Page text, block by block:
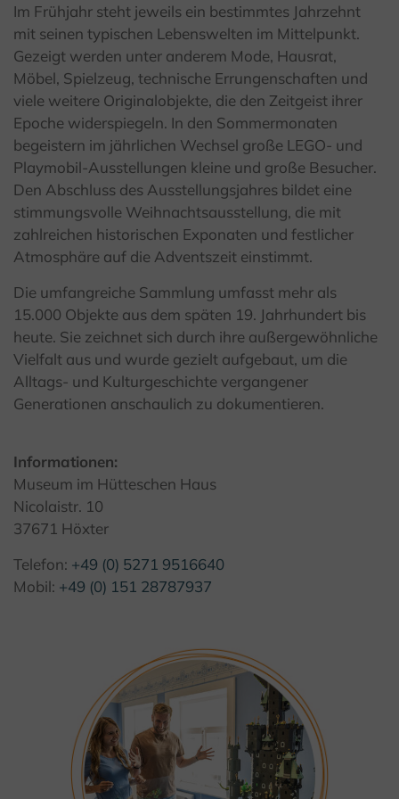
Im Frühjahr steht jeweils ein bestimmtes Jahrzehnt
mit seinen typischen Lebenswelten im Mittelpunkt.
Gezeigt werden unter anderem Mode, Hausrat,
Möbel, Spielzeug, technische Errungenschaften und
viele weitere Originalobjekte, die den Zeitgeist ihrer
Epoche widerspiegeln. In den Sommermonaten
begeistern im jährlichen Wechsel große LEGO- und
Playmobil-Ausstellungen kleine und große Besucher.
Den Abschluss des Ausstellungsjahres bildet eine
stimmungsvolle Weihnachtsausstellung, die mit
zahlreichen historischen Exponaten und festlicher
Atmosphäre auf die Adventszeit einstimmt.
Die umfangreiche Sammlung umfasst mehr als
15.000 Objekte aus dem späten 19. Jahrhundert bis
heute. Sie zeichnet sich durch ihre außergewöhnliche
Vielfalt aus und wurde gezielt aufgebaut, um die
Alltags- und Kulturgeschichte vergangener
Generationen anschaulich zu dokumentieren.
Informationen:
Museum im Hütteschen Haus
Nicolaistr. 10
37671 Höxter
Telefon: +49 (0) 5271 9516640
Mobil: +49 (0) 151 28787937